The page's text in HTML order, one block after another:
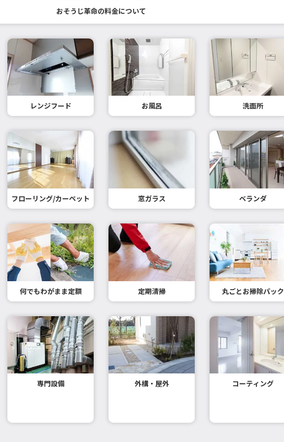
おそうじ革命の料金について
レンジフード お風呂 洗面所
フローリング/カーペット 窓ガラス ベランダ
何でもわがまま定額 定期清掃 丸ごとお掃除パック
専門設備 外構・屋外 コーティング